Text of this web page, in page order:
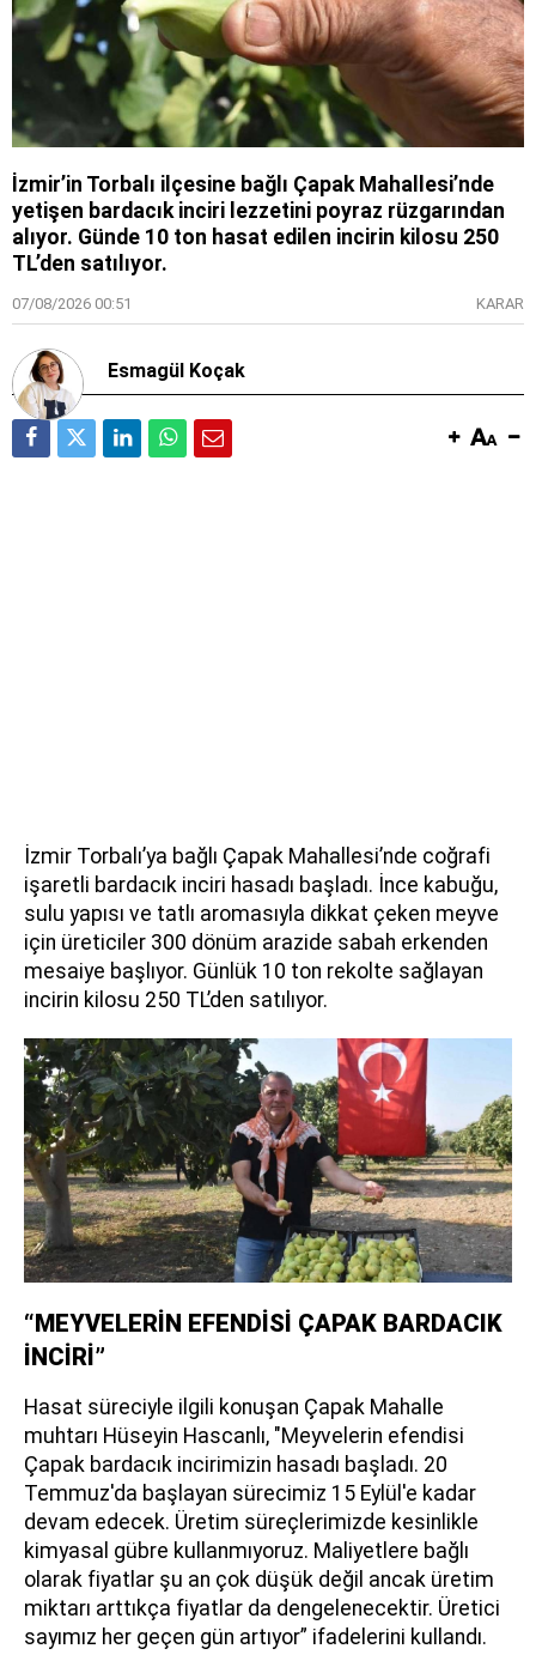
İzmir’in Torbalı ilçesine bağlı Çapak Mahallesi’nde
yetişen bardacık inciri lezzetini poyraz rüzgarından
alıyor. Günde 10 ton hasat edilen incirin kilosu 250
TL’den satılıyor.
07/08/2026 00:51 KARAR
Esmagül Koçak
İzmir Torbalı’ya bağlı Çapak Mahallesi’nde coğrafi
işaretli bardacık inciri hasadı başladı. İnce kabuğu,
sulu yapısı ve tatlı aromasıyla dikkat çeken meyve
için üreticiler 300 dönüm arazide sabah erkenden
mesaiye başlıyor. Günlük 10 ton rekolte sağlayan
incirin kilosu 250 TL’den satılıyor.
“MEYVELERİN EFENDİSİ ÇAPAK BARDACIK
İNCİRİ”
Hasat süreciyle ilgili konuşan Çapak Mahalle
muhtarı Hüseyin Hascanlı, "Meyvelerin efendisi
Çapak bardacık incirimizin hasadı başladı. 20
Temmuz'da başlayan sürecimiz 15 Eylül'e kadar
devam edecek. Üretim süreçlerimizde kesinlikle
kimyasal gübre kullanmıyoruz. Maliyetlere bağlı
olarak fiyatlar şu an çok düşük değil ancak üretim
miktarı arttıkça fiyatlar da dengelenecektir. Üretici
sayımız her geçen gün artıyor” ifadelerini kullandı.